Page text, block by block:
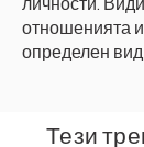
отношенията
определен вид
Тези